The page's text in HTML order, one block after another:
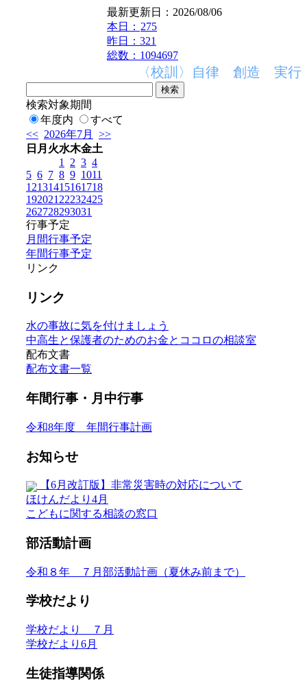
最新更新日：2026/08/06
本日： 275
昨日：321
総数：1094697
〈校訓〉自律 創造 実行 〈学
検索対象期間
年度内
すべて
<< 2026年7月
>>
日 月 火水木金土
1
2 3 4
5 6 7 8 9 1011
12131415161718
192021 22232425
262728293031
行事予定
月間行事予定
年間行事予定
リンク
リンク
水の事故に気を付けましょう
中高生と保護者のためのお金とココロの相談室
配布文書
配布文書一覧
年間行事・月中行事
令和8年度 年間行事計画
お知らせ
【6月改訂版】非常災害時の対応について
ほけんだより4月
こどもに関する相談の窓口
部活動計画
令和８年 ７月部活動計画（夏休み前まで）
学校だより
学校だより ７月
学校だより6月
生徒指導関係